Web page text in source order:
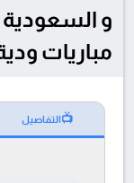
مباريات
📺التفاصيل